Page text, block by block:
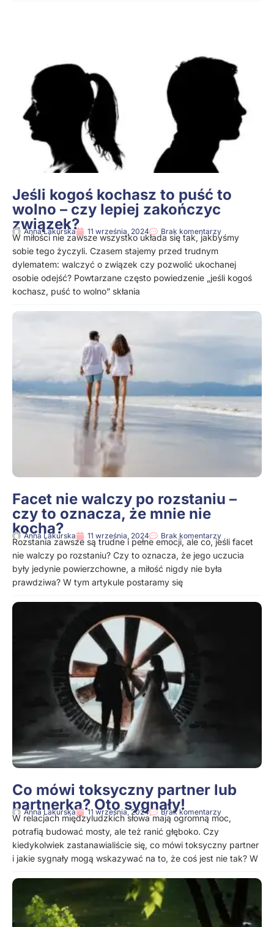
Jeśli kogoś kochasz to puść to
wolno – czy lepiej zakończyc
związek?
Anna Lakurska 11 września, 2024 Brak komentarzy
W miłości nie zawsze wszystko układa się tak, jakbyśmy
sobie tego życzyli. Czasem stajemy przed trudnym
dylematem: walczyć o związek czy pozwolić ukochanej
osobie odejść? Powtarzane często powiedzenie „jeśli kogoś
kochasz, puść to wolno” skłania
Facet nie walczy po rozstaniu –
czy to oznacza, że mnie nie
kocha?
Anna Lakurska 11 września, 2024 Brak komentarzy
Rozstania zawsze są trudne i pełne emocji, ale co, jeśli facet
nie walczy po rozstaniu? Czy to oznacza, że jego uczucia
były jedynie powierzchowne, a miłość nigdy nie była
prawdziwa? W tym artykule postaramy się
Co mówi toksyczny partner lub
partnerka? Oto sygnały!
Anna Lakurska 11 września, 2024 Brak komentarzy
W relacjach międzyludzkich słowa mają ogromną moc,
potrafią budować mosty, ale też ranić głęboko. Czy
kiedykolwiek zastanawialiście się, co mówi toksyczny partner
i jakie sygnały mogą wskazywać na to, że coś jest nie tak? W